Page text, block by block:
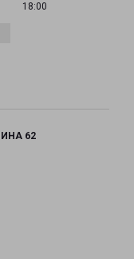
18:00
62